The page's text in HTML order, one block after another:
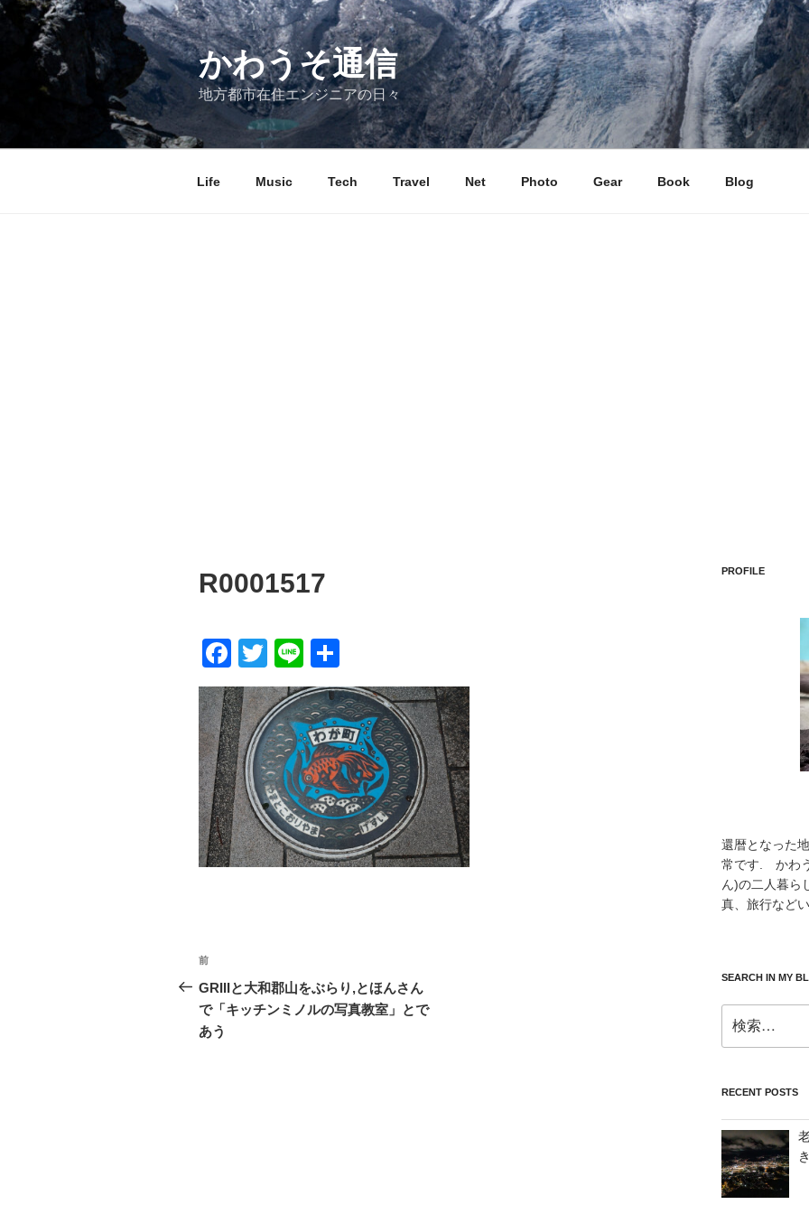
コ
かわうそ通信
地方都市在住エンジニアの日々
Life Music Tech Travel Net Photo Gear Book Blog
R0001517
F
a
c
e
b
o
o
k
T
wi
tt
er
Li
n
e
有
投
稿
ナ
前
の
投
稿
前
GRIIIと大和郡山をぶらり,とほんさん
で「キッチンミノルの写真教室」とで
あう
PROFILE
還暦となった
常です. かわ
ん)の二人暮ら
真、旅行など
SEARCH IN MY
索:
RECENT POSTS